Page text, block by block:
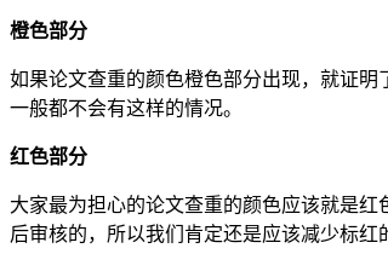
橙色部分
如果论文查重的颜色橙色部分出现，就证明
一般都不会有这样的情况。
红色部分
大家最为担心的论文查重的颜色应该就是
后审核的，所以我们肯定还是应该减少标红